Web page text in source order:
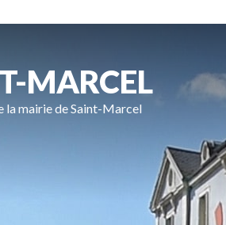
MARCEL
la mairie de Saint-Marcel